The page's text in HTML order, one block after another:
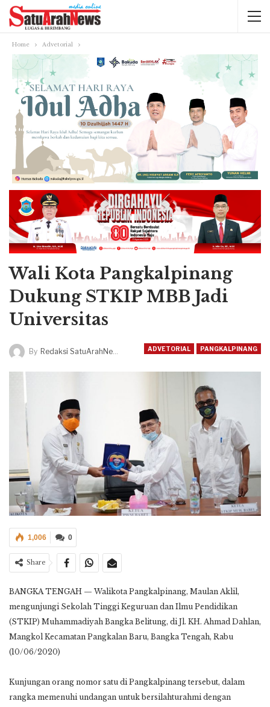
Home Advetorial
Wali Kota Pangkalpinang
Dukung STKIP MBB Jadi
Universitas
ADVETORIAL PANGKALPINANG
By Redaksi SatuArahNews
0
1,006
Share
BANGKA TENGAH — Walikota Pangkalpinang, Maulan Aklil,
mengunjungi Sekolah Tinggi Keguruan dan Ilmu Pendidikan
(STKIP) Muhammadiyah Bangka Belitung, di Jl. KH. Ahmad Dahlan,
Mangkol Kecamatan Pangkalan Baru, Bangka Tengah, Rabu
(10/06/2020)
Kunjungan orang nomor satu di Pangkalpinang tersebut, dalam
rangka memenuhi undangan untuk bersilahturahmi dengan